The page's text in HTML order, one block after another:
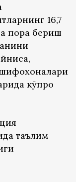
16,7
пора бериш
шифохоналари
кўпроқ
таълим